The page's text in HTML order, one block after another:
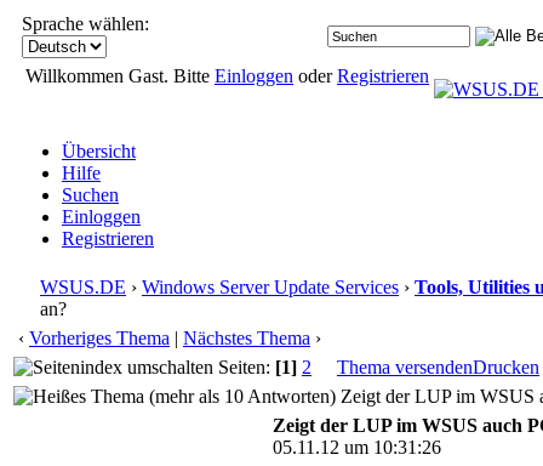
Sprache wählen:
Willkommen Gast. Bitte Einloggen oderRegistrieren
Übersicht
Hilfe
Suchen
Einloggen
Registrieren
WSUS.DE › Windows Server Update Services › Tools, Utilities
an?
‹ Vorheriges Thema | Nächstes Thema ›
Seiten: [1] 2 Thema versendenDrucken
Zeigt der LUP im WSUS
Zeigt der LUP im WSUS auch
05.11.12 um 10:31:26